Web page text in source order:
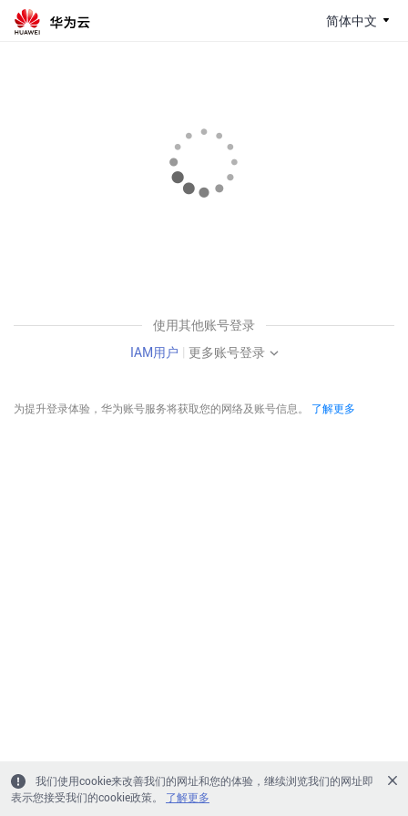
简体中文
使用其他账号登录
IAM用户 | 更多账号登录
为提升登录体验，华为账号服务将获取您的网络及账号信息。 了解更多
我们使用cookie来改善我们的网址和您的体验，继续浏览我们的网址即
表示您接受我们的cookie政策。
了解更多